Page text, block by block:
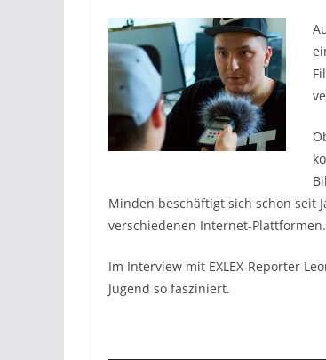
Minden beschäftigt sich schon seit
verschiedenen Internet-Plattformen.
Im Interview mit EXLEX-Reporter
Jugend so fasziniert.